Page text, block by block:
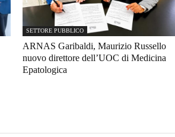
SETTORE PUBBLICO
ARNAS Garibaldi, Maurizio Russello
nuovo direttore dell’UOC di Medicina
Epatologica